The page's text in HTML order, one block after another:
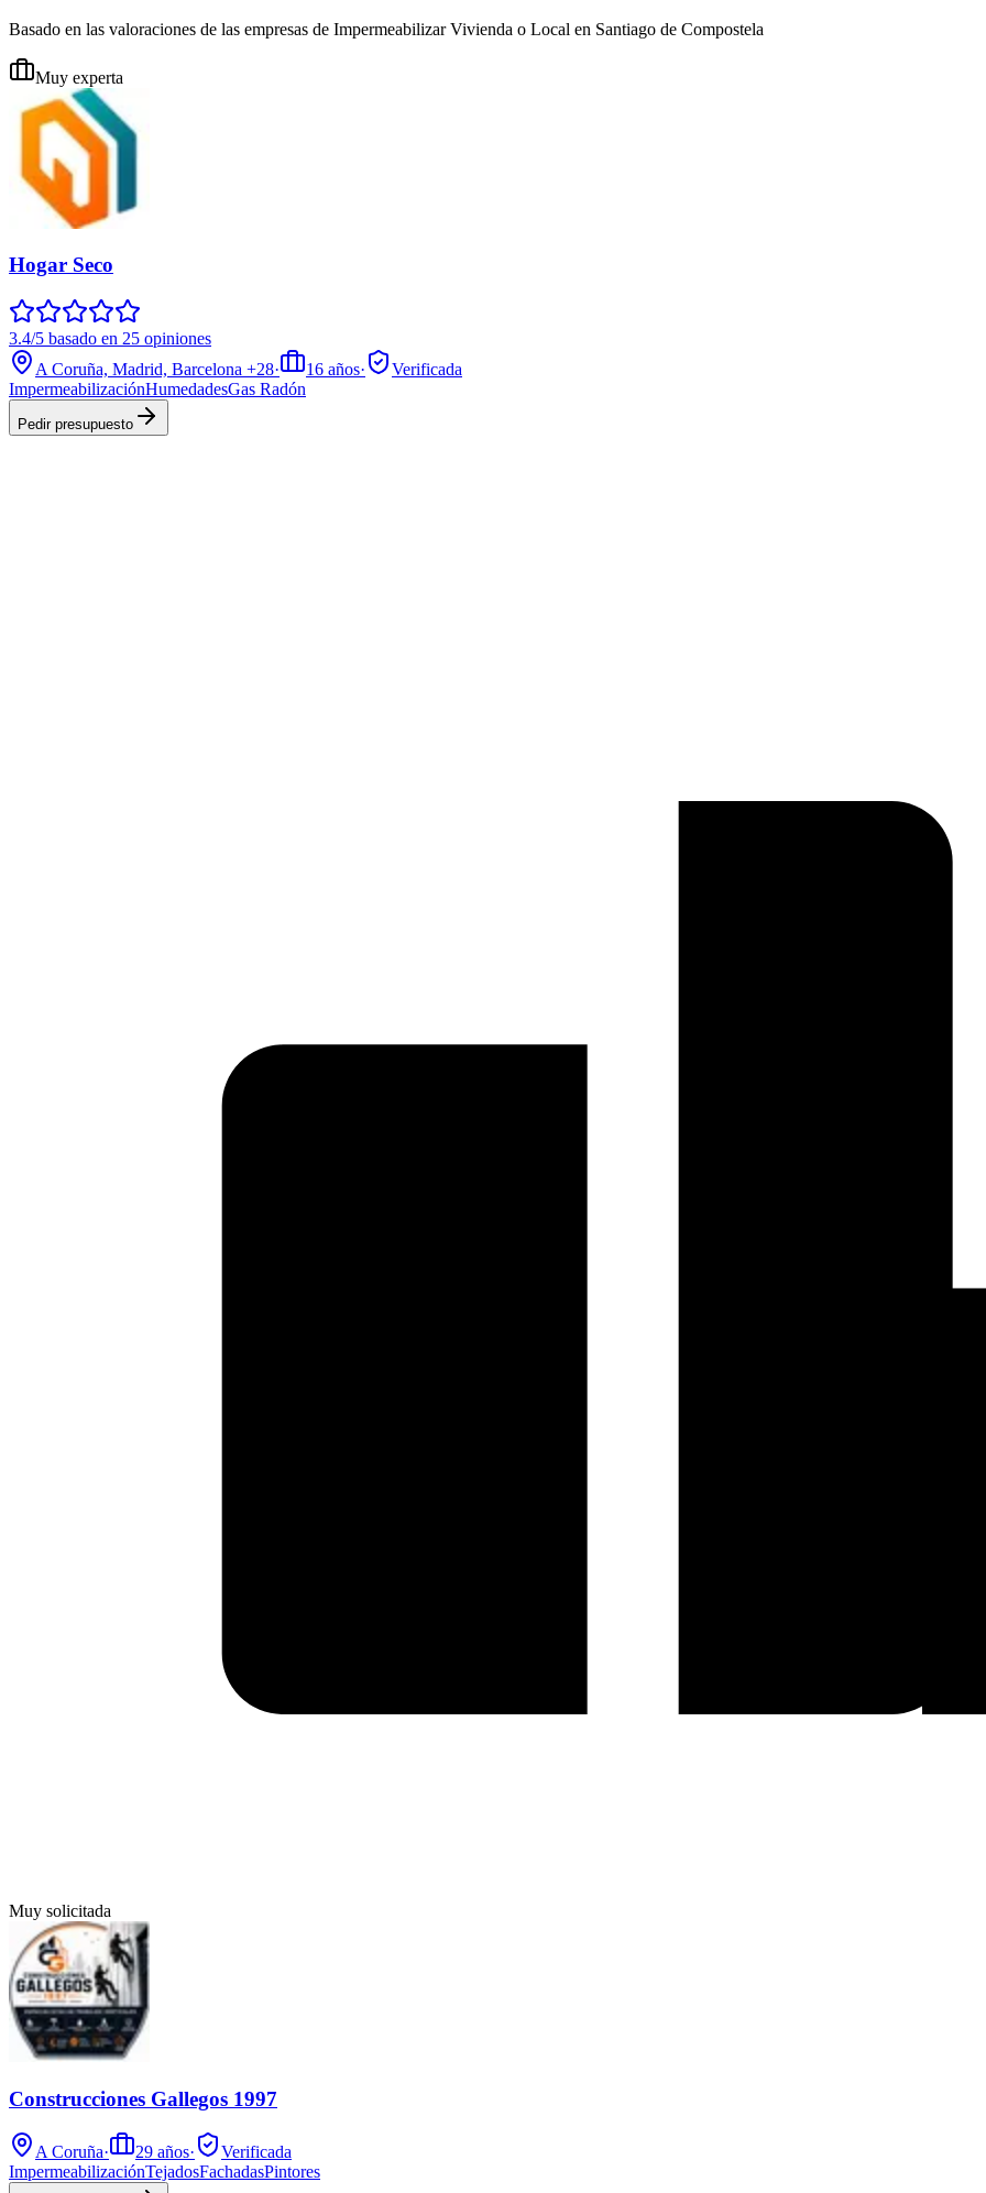
Basado en las valoraciones de las empresas de Impermeabilizar Vivienda o Local en Santiago de Compostela
Muy experta
Hogar Seco
3.4/5 basado en 25 opiniones
A Coruña, Madrid, Barcelona +28· 16 años·
Verificada
ImpermeabilizaciónHumedadesGas Radón
Pedir presupuesto
Muy solicitada
Construcciones Gallegos 1997
A Coruña· 29 años·
Verificada
ImpermeabilizaciónTejadosFachadasPintores